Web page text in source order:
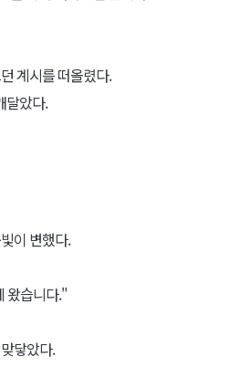
계시를 떠올렸다.
달았다.
이 변했다.
왔습니다."
닿았다.